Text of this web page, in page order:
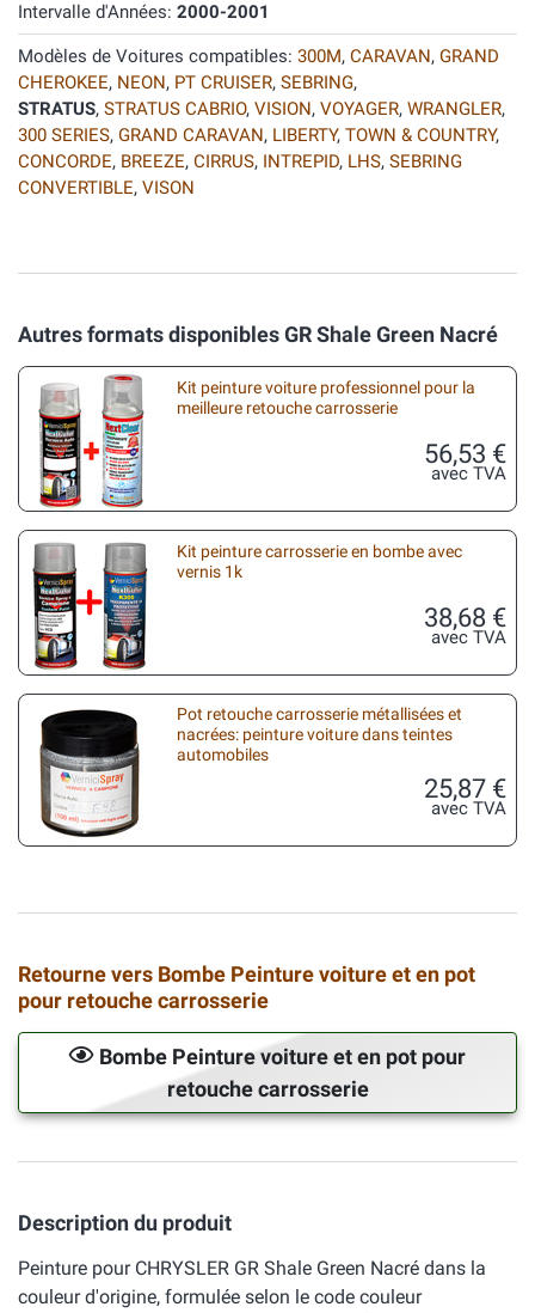
Intervalle d'Années: 2000-2001
Modèles de Voitures compatibles: 300M, CARAVAN, GRAND
CHEROKEE, NEON, PT CRUISER, SEBRING,
STRATUS, STRATUS CABRIO, VISION, VOYAGER, WRANGLER,
300 SERIES, GRAND CARAVAN, LIBERTY, TOWN & COUNTRY,
CONCORDE, BREEZE, CIRRUS, INTREPID, LHS, SEBRING
CONVERTIBLE, VISON
Autres formats disponibles GR Shale Green Nacré
Kit peinture voiture professionnel pour la
meilleure retouche carrosserie
56,53 €
avec TVA
Kit peinture carrosserie en bombe avec
vernis 1k
38,68 €
avec TVA
Pot retouche carrosserie métallisées et
nacrées: peinture voiture dans teintes
automobiles
25,87 €
avec TVA
Retourne vers Bombe Peinture voiture et en pot
pour retouche carrosserie
Bombe Peinture voiture et en pot pour
retouche carrosserie
Description du produit
Peinture pour CHRYSLER GR Shale Green Nacré dans la
couleur d'origine, formulée selon le code couleur